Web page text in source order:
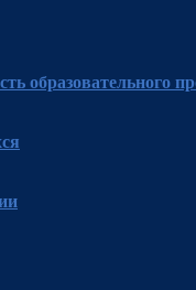
образовательного